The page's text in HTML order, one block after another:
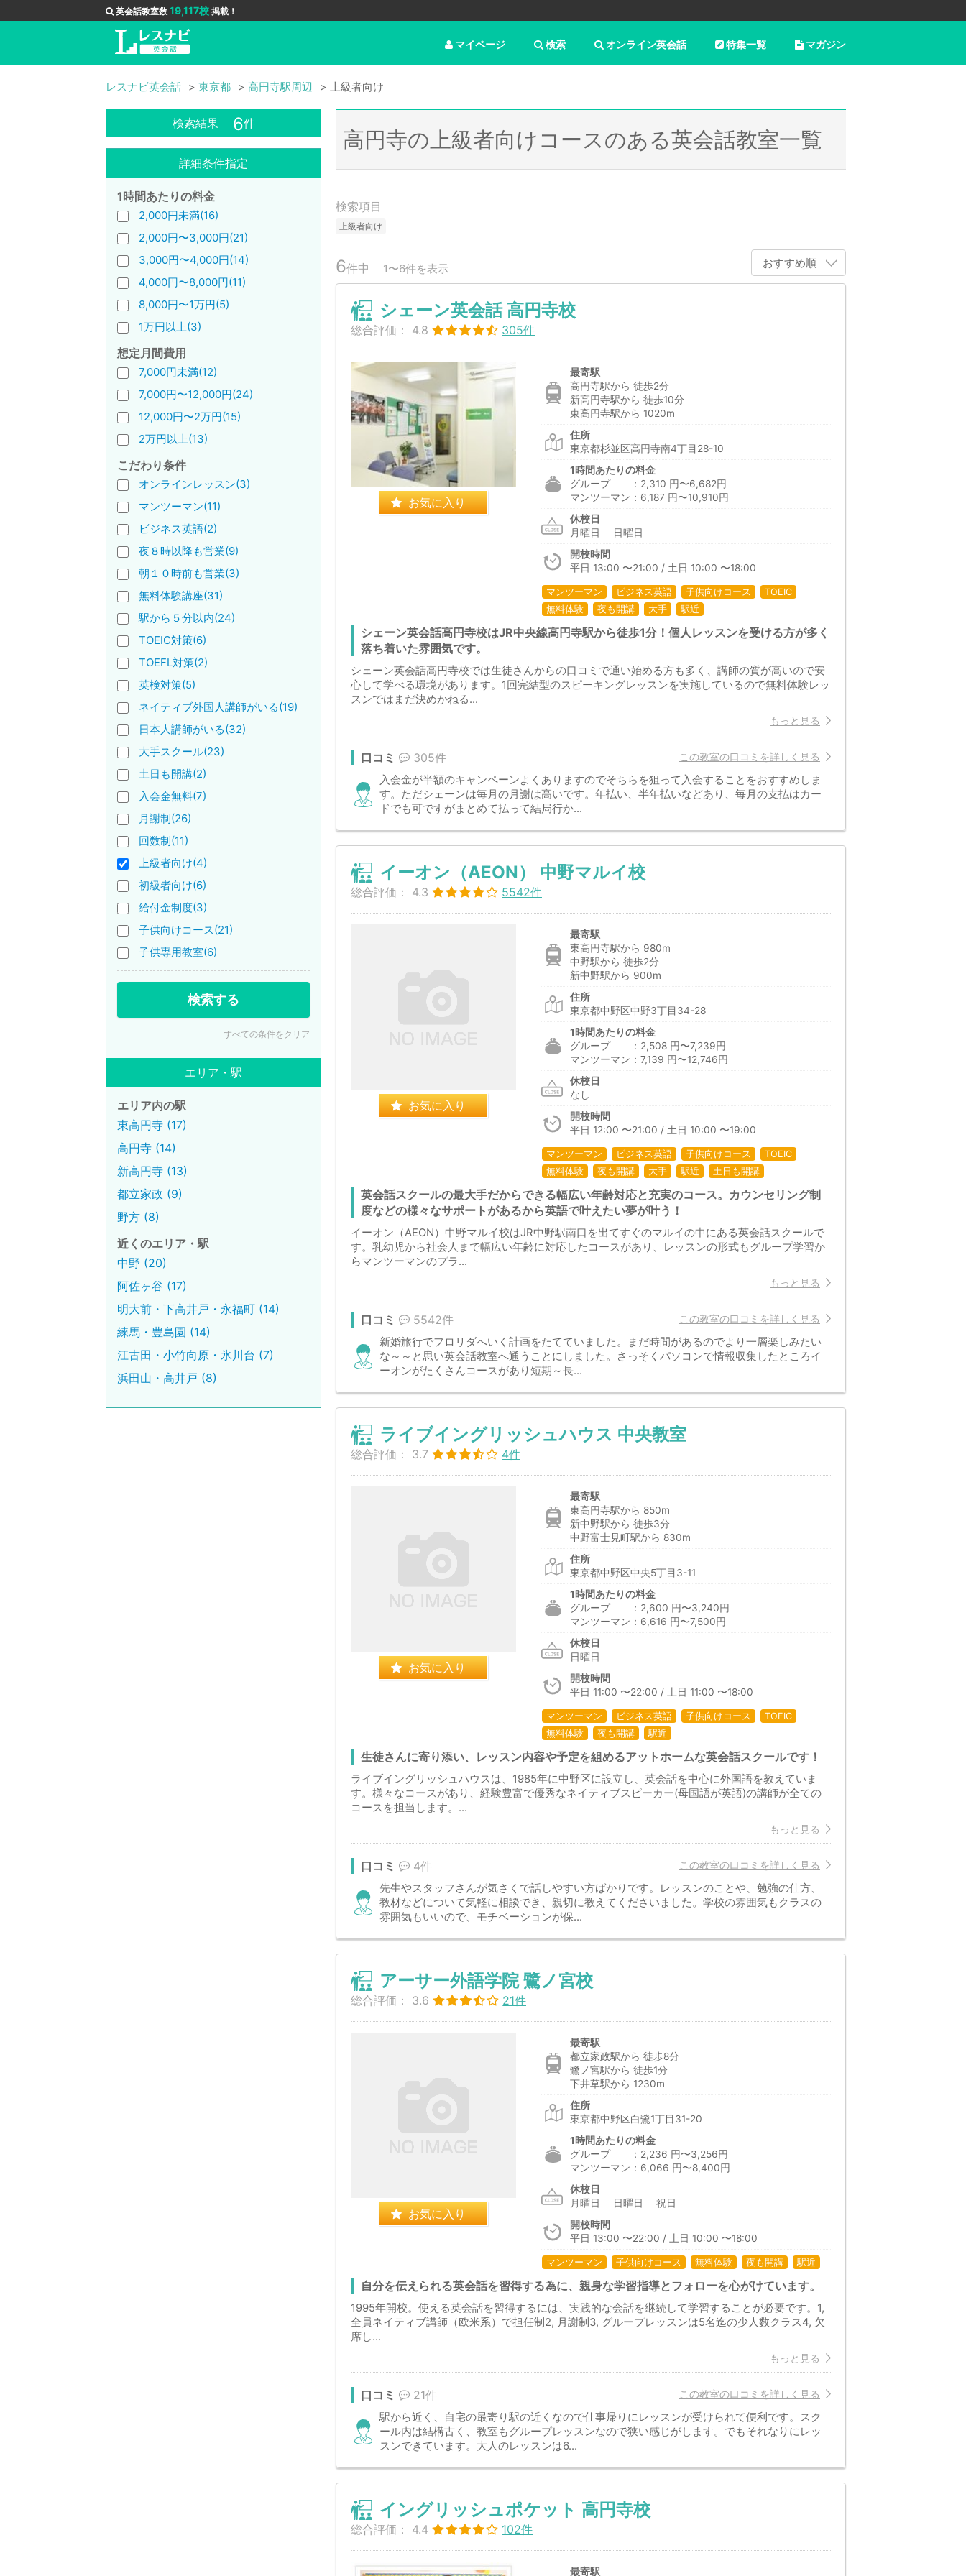
英会話教室数 19,117校 掲載！
マガジン
特集一覧
オンライン英会話
検索
マイページ
レスナビ英会話 東京都 高円寺駅周辺 上級者向け
検索結果 6件
詳細条件指定
1時間あたりの料金
2,000円未満(16)
2,000円〜3,000円(21)
3,000円〜4,000円(14)
4,000円〜8,000円(11)
8,000円〜1万円(5)
1万円以上(3)
想定月間費用
7,000円未満(12)
7,000円〜12,000円(24)
12,000円〜2万円(15)
2万円以上(13)
こだわり条件
オンラインレッスン(3)
マンツーマン(11)
ビジネス英語(2)
夜８時以降も営業(9)
朝１０時前も営業(3)
無料体験講座(31)
駅から５分以内(24)
TOEIC対策(6)
TOEFL対策(2)
英検対策(5)
ネイティブ外国人講師がいる(19)
日本人講師がいる(32)
大手スクール(23)
土日も開講(2)
入会金無料(7)
月謝制(26)
回数制(11)
上級者向け(4)
初級者向け(6)
給付金制度(3)
子供向けコース(21)
子供専用教室(6)
検索する
すべての条件をクリア
エリア・駅
エリア内の駅
東高円寺 (17)
高円寺 (14)
新高円寺 (13)
都立家政 (9)
野方 (8)
近くのエリア・駅
中野 (20)
阿佐ヶ谷 (17)
明大前・下高井戸・永福町 (14)
練馬・豊島園 (14)
江古田・小竹向原・氷川台 (7)
浜田山・高井戸 (8)
高円寺の上級者向けコースのある英会話教室一覧
検索項目
上級者向け
6件中 1〜6件を表示 おすすめ順
シェーン英会話 高円寺校
総合評価： 4.8 305件
お気に入り
最寄駅
高円寺駅から 徒歩2分
新高円寺駅から 徒歩10分
東高円寺駅から 1020m
住所
東京都杉並区高円寺南4丁目28-10
1時間あたりの料金
グループ ：2,310 円〜6,682円
マンツーマン：6,187 円〜10,910円
休校日
月曜日 日曜日
開校時間
平日 13:00 〜21:00 / 土日 10:00 〜18:00
マンツーマン ビジネス英語 子供向けコース
TOEIC
無料体験
夜も開講 大手 駅近
シェーン英会話高円寺校はJR中央線高円寺駅から徒歩1分！個人レッスンを受ける方が多く
落ち着いた雰囲気です。
シェーン英会話高円寺校では生徒さんからの口コミで通い始める方も多く、講師の質が高いので安
心して学べる環境があります。1回完結型のスピーキングレッスンを実施しているので無料体験レッ
スンではまだ決めかねる...
もっと見る
この教室の口コミを詳しく見る
口コミ 305件
入会金が半額のキャンペーンよくありますのでそちらを狙って入会することをおすすめしま
す。ただシェーンは毎月の月謝は高いです。年払い、半年払いなどあり、毎月の支払はカー
ドでも可ですがまとめて払って結局行か...
イーオン（AEON） 中野マルイ校
総合評価： 4.3 5542件
お気に入り
最寄駅
東高円寺駅から 980m
中野駅から 徒歩2分
新中野駅から 900m
住所
東京都中野区中野3丁目34-28
1時間あたりの料金
グループ ：2,508 円〜7,239円
マンツーマン：7,139 円〜12,746円
休校日
なし
開校時間
平日 12:00 〜21:00 / 土日 10:00 〜19:00
マンツーマン ビジネス英語 子供向けコース
TOEIC
無料体験
夜も開講 大手 駅近 土日も開講
英会話スクールの最大手だからできる幅広い年齢対応と充実のコース。カウンセリング制
度などの様々なサポートがあるから英語で叶えたい夢が叶う！
イーオン（AEON）中野マルイ校はJR中野駅南口を出てすぐのマルイの中にある英会話スクールで
す。乳幼児から社会人まで幅広い年齢に対応したコースがあり、レッスンの形式もグループ学習か
らマンツーマンのプラ...
もっと見る
この教室の口コミを詳しく見る
口コミ 5542件
新婚旅行でフロリダへいく計画をたてていました。まだ時間があるのでより一層楽しみたい
な～～と思い英会話教室へ通うことにしました。さっそくパソコンで情報収集したところイ
ーオンがたくさんコースがあり短期～長...
ライブイングリッシュハウス 中央教室
総合評価： 3.7 4件
お気に入り
最寄駅
東高円寺駅から 850m
新中野駅から 徒歩3分
中野富士見町駅から 830m
住所
東京都中野区中央5丁目3-11
1時間あたりの料金
グループ ：2,600 円〜3,240円
マンツーマン：6,616 円〜7,500円
休校日
日曜日
開校時間
平日 11:00 〜22:00 / 土日 11:00 〜18:00
マンツーマン ビジネス英語 子供向けコース
TOEIC
無料体験
夜も開講 駅近
生徒さんに寄り添い、レッスン内容や予定を組めるアットホームな英会話スクールです！
ライブイングリッシュハウスは、1985年に中野区に設立し、英会話を中心に外国語を教えていま
す。様々なコースがあり、経験豊富で優秀なネイティブスピーカー(母国語が英語)の講師が全ての
コースを担当します。...
もっと見る
この教室の口コミを詳しく見る
口コミ 4件
先生やスタッフさんが気さくで話しやすい方ばかりです。レッスンのことや、勉強の仕方、
教材などについて気軽に相談でき、親切に教えてくださいました。学校の雰囲気もクラスの
雰囲気もいいので、モチベーションが保...
アーサー外語学院 鷺ノ宮校
総合評価： 3.6 21件
お気に入り
最寄駅
都立家政駅から 徒歩8分
鷺ノ宮駅から 徒歩1分
下井草駅から 1230m
住所
東京都中野区白鷺1丁目31-20
1時間あたりの料金
グループ ：2,236 円〜3,256円
マンツーマン：6,066 円〜8,400円
休校日
月曜日 日曜日 祝日
開校時間
平日 13:00 〜22:00 / 土日 10:00 〜18:00
マンツーマン 子供向けコース 無料体験 夜も開講 駅近
自分を伝えられる英会話を習得する為に、親身な学習指導とフォローを心がけています。
1995年開校。使える英会話を習得するには、実践的な会話を継続して学習することが必要です。1,
全員ネイティブ講師（欧米系）で担任制2, 月謝制3, グループレッスンは5名迄の少人数クラス4, 欠
席し...
もっと見る
この教室の口コミを詳しく見る
口コミ 21件
駅から近く、自宅の最寄り駅の近くなので仕事帰りにレッスンが受けられて便利です。スク
ール内は結構古く、教室もグループレッスンなので狭い感じがします。でもそれなりにレッ
スンできています。大人のレッスンは6...
イングリッシュポケット 高円寺校
総合評価： 4.4 102件
最寄駅